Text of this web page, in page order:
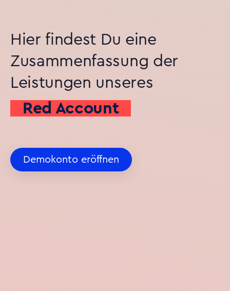
Hier findest Du eine
Zusammenfassung der
Leistungen unseres
Red Account
Demokonto eröffnen